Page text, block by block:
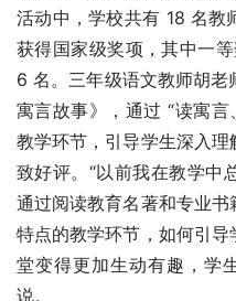
活动中，学校共有 18 名教
获得国家级奖项，其中一
6 名。三年级语文教师胡
寓言故事》，通过 “读寓
教学环节，引导学生深入
致好评。“以前我在教学中
通过阅读教育名著和专业
特点的教学环节，如何引
堂变得更加生动有趣，学
说。